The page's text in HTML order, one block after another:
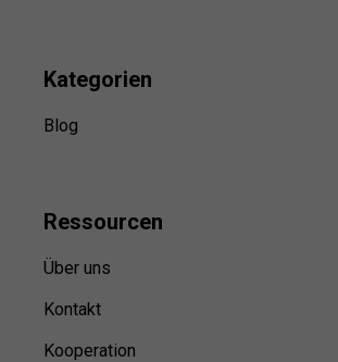
Kategorien
Blog
Ressourcen
Über uns
Kontakt
Kooperation